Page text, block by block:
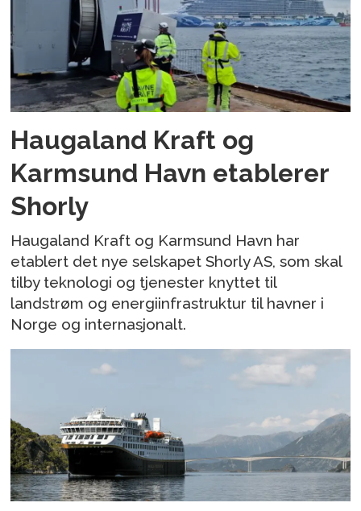
Haugaland Kraft og
Karmsund Havn etablerer
Shorly
Haugaland Kraft og Karmsund Havn har
etablert det nye selskapet Shorly AS, som skal
tilby teknologi og tjenester knyttet til
landstrøm og energiinfrastruktur til havner i
Norge og internasjonalt.